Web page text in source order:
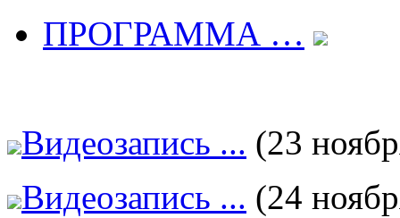
ПРОГРАММА …
Видеозапись ... (23
Видеозапись ... (24